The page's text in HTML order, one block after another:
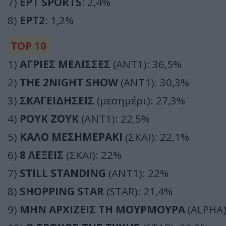
8) ΕΡΤ2: 1,2%
TOP 10
1) ΑΓΡΙΕΣ ΜΕΛΙΣΣΕΣ (ΑΝΤ1): 36,5%
2) THE 2NIGHT SHOW (ΑΝΤ1): 30,3%
3) ΣΚΑΪ ΕΙΔΗΣΕΙΣ (μεσημέρι): 27,3%
4) ΡΟΥΚ ΖΟΥΚ (ΑΝΤ1): 22,5%
5) ΚΑΛΟ ΜΕΣΗΜΕΡΑΚΙ (ΣΚΑΪ): 22,1%
6) 8 ΛΕΞΕΙΣ (ΣΚΑΪ): 22%
7) STILL STANDING (ΑΝΤ1): 22%
8) SHOPPING STAR (STAR): 21,4%
9) ΜΗΝ ΑΡΧΙΖΕΙΣ ΤΗ ΜΟΥΡΜΟΥΡΑ